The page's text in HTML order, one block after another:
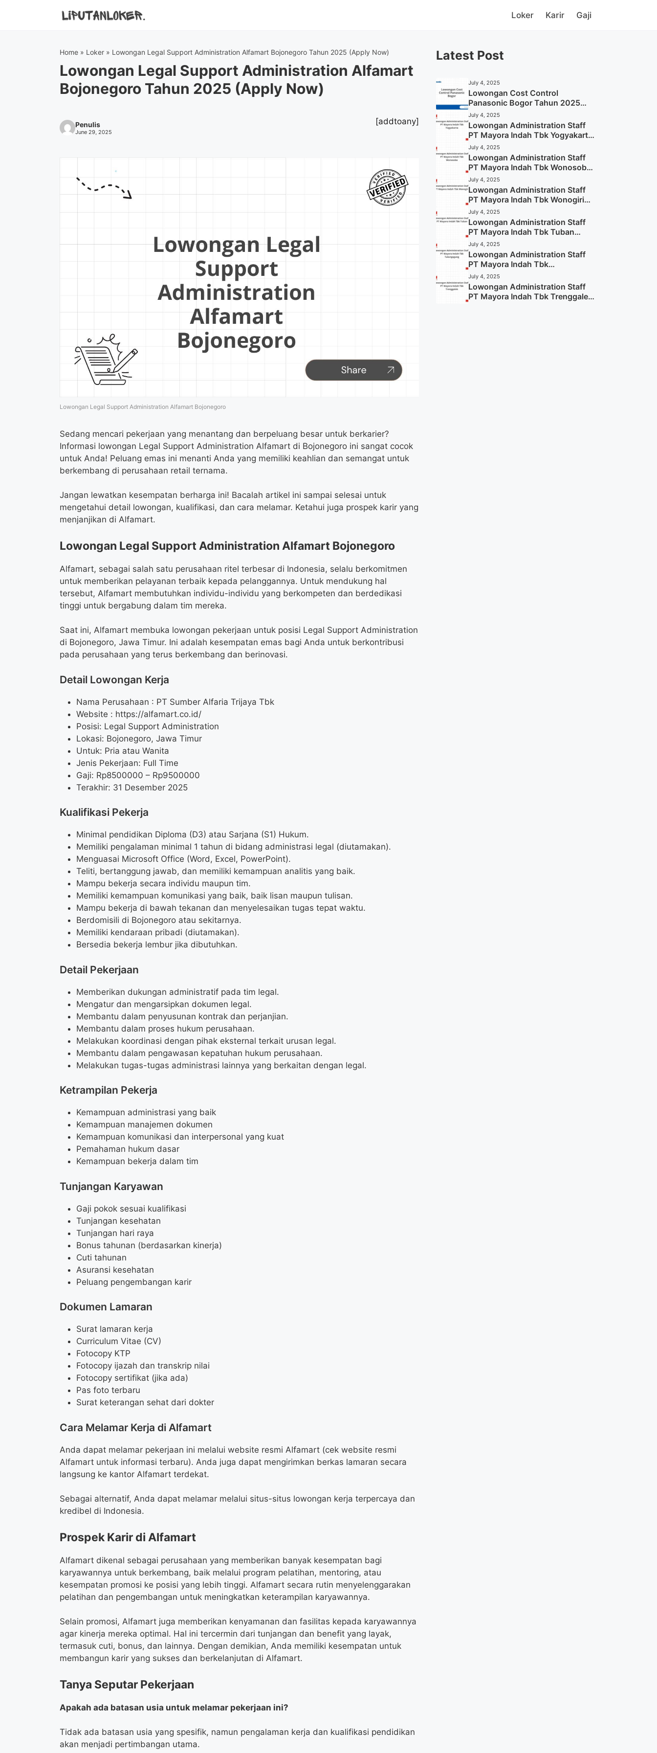
Loker Karir Gaji
Home » Loker » Lowongan Legal Support Administration Alfamart Bojonegoro Tahun 2025 (Apply Now)
Lowongan Legal Support Administration Alfamart
Bojonegoro Tahun 2025 (Apply Now)
Penulis
June 29, 2025
[addtoany]
Lowongan Legal Support Administration Alfamart Bojonegoro
Sedang mencari pekerjaan yang menantang dan berpeluang besar untuk berkarier?
Informasi lowongan Legal Support Administration Alfamart di Bojonegoro ini sangat cocok
untuk Anda! Peluang emas ini menanti Anda yang memiliki keahlian dan semangat untuk
berkembang di perusahaan retail ternama.
Jangan lewatkan kesempatan berharga ini! Bacalah artikel ini sampai selesai untuk
mengetahui detail lowongan, kualifikasi, dan cara melamar. Ketahui juga prospek karir yang
menjanjikan di Alfamart.
Lowongan Legal Support Administration Alfamart Bojonegoro
Alfamart, sebagai salah satu perusahaan ritel terbesar di Indonesia, selalu berkomitmen
untuk memberikan pelayanan terbaik kepada pelanggannya. Untuk mendukung hal
tersebut, Alfamart membutuhkan individu-individu yang berkompeten dan berdedikasi
tinggi untuk bergabung dalam tim mereka.
Saat ini, Alfamart membuka lowongan pekerjaan untuk posisi Legal Support Administration
di Bojonegoro, Jawa Timur. Ini adalah kesempatan emas bagi Anda untuk berkontribusi
pada perusahaan yang terus berkembang dan berinovasi.
Detail Lowongan Kerja
Nama Perusahaan : PT Sumber Alfaria Trijaya Tbk
Website : https://alfamart.co.id/
Posisi: Legal Support Administration
Lokasi: Bojonegoro, Jawa Timur
Untuk: Pria atau Wanita
Jenis Pekerjaan: Full Time
Gaji: Rp8500000 – Rp9500000
Terakhir: 31 Desember 2025
Kualifikasi Pekerja
Minimal pendidikan Diploma (D3) atau Sarjana (S1) Hukum.
Memiliki pengalaman minimal 1 tahun di bidang administrasi legal (diutamakan).
Menguasai Microsoft Office (Word, Excel, PowerPoint).
Teliti, bertanggung jawab, dan memiliki kemampuan analitis yang baik.
Mampu bekerja secara individu maupun tim.
Memiliki kemampuan komunikasi yang baik, baik lisan maupun tulisan.
Mampu bekerja di bawah tekanan dan menyelesaikan tugas tepat waktu.
Berdomisili di Bojonegoro atau sekitarnya.
Memiliki kendaraan pribadi (diutamakan).
Bersedia bekerja lembur jika dibutuhkan.
Detail Pekerjaan
Memberikan dukungan administratif pada tim legal.
Mengatur dan mengarsipkan dokumen legal.
Membantu dalam penyusunan kontrak dan perjanjian.
Membantu dalam proses hukum perusahaan.
Melakukan koordinasi dengan pihak eksternal terkait urusan legal.
Membantu dalam pengawasan kepatuhan hukum perusahaan.
Melakukan tugas-tugas administrasi lainnya yang berkaitan dengan legal.
Ketrampilan Pekerja
Kemampuan administrasi yang baik
Kemampuan manajemen dokumen
Kemampuan komunikasi dan interpersonal yang kuat
Pemahaman hukum dasar
Kemampuan bekerja dalam tim
Tunjangan Karyawan
Gaji pokok sesuai kualifikasi
Tunjangan kesehatan
Tunjangan hari raya
Bonus tahunan (berdasarkan kinerja)
Cuti tahunan
Asuransi kesehatan
Peluang pengembangan karir
Dokumen Lamaran
Surat lamaran kerja
Curriculum Vitae (CV)
Fotocopy KTP
Fotocopy ijazah dan transkrip nilai
Fotocopy sertifikat (jika ada)
Pas foto terbaru
Surat keterangan sehat dari dokter
Cara Melamar Kerja di Alfamart
Anda dapat melamar pekerjaan ini melalui website resmi Alfamart (cek website resmi
Alfamart untuk informasi terbaru). Anda juga dapat mengirimkan berkas lamaran secara
langsung ke kantor Alfamart terdekat.
Sebagai alternatif, Anda dapat melamar melalui situs-situs lowongan kerja terpercaya dan
kredibel di Indonesia.
Prospek Karir di Alfamart
Alfamart dikenal sebagai perusahaan yang memberikan banyak kesempatan bagi
karyawannya untuk berkembang, baik melalui program pelatihan, mentoring, atau
kesempatan promosi ke posisi yang lebih tinggi. Alfamart secara rutin menyelenggarakan
pelatihan dan pengembangan untuk meningkatkan keterampilan karyawannya.
Selain promosi, Alfamart juga memberikan kenyamanan dan fasilitas kepada karyawannya
agar kinerja mereka optimal. Hal ini tercermin dari tunjangan dan benefit yang layak,
termasuk cuti, bonus, dan lainnya. Dengan demikian, Anda memiliki kesempatan untuk
membangun karir yang sukses dan berkelanjutan di Alfamart.
Tanya Seputar Pekerjaan
Apakah ada batasan usia untuk melamar pekerjaan ini?
Tidak ada batasan usia yang spesifik, namun pengalaman kerja dan kualifikasi pendidikan
akan menjadi pertimbangan utama.
Latest Post
July 4, 2025
Lowongan Cost Control
Panasonic Bogor Tahun 2025
(Lamar Sekarang)
July 4, 2025
Lowongan Administration Staff
PT Mayora Indah Tbk Yogyakarta
Tahun 2025
July 4, 2025
Lowongan Administration Staff
PT Mayora Indah Tbk Wonosobo
Tahun 2025 (Lamar Sekarang)
July 4, 2025
Lowongan Administration Staff
PT Mayora Indah Tbk Wonogiri
Tahun 2025 (Apply Now)
July 4, 2025
Lowongan Administration Staff
PT Mayora Indah Tbk Tuban
Tahun 2025 (Resmi)
July 4, 2025
Lowongan Administration Staff
PT Mayora Indah Tbk
Tulungagung Tahun 2025 (Lamar
Sekarang)
July 4, 2025
Lowongan Administration Staff
PT Mayora Indah Tbk Trenggalek